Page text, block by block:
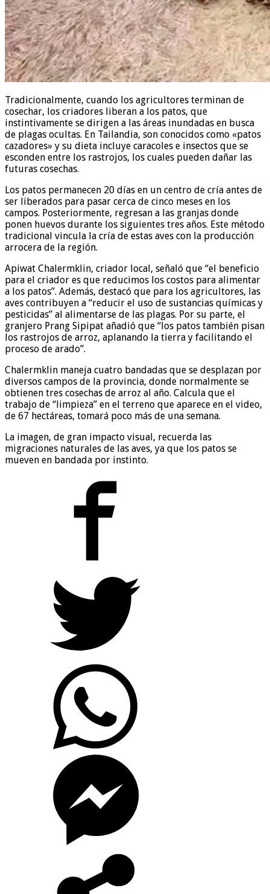
Tradicionalmente, cuando los agricultores terminan de
cosechar, los criadores liberan a los patos, que
instintivamente se dirigen a las áreas inundadas en busca
de plagas ocultas. En Tailandia, son conocidos como «patos
cazadores» y su dieta incluye caracoles e insectos que se
esconden entre los rastrojos, los cuales pueden dañar las
futuras cosechas.
Los patos permanecen 20 días en un centro de cría antes de
ser liberados para pasar cerca de cinco meses en los
campos. Posteriormente, regresan a las granjas donde
ponen huevos durante los siguientes tres años. Este método
tradicional vincula la cría de estas aves con la producción
arrocera de la región.
Apiwat Chalermklin, criador local, señaló que “el beneficio
para el criador es que reducimos los costos para alimentar
a los patos”. Además, destacó que para los agricultores, las
aves contribuyen a “reducir el uso de sustancias químicas y
pesticidas” al alimentarse de las plagas. Por su parte, el
granjero Prang Sipipat añadió que “los patos también pisan
los rastrojos de arroz, aplanando la tierra y facilitando el
proceso de arado”.
Chalermklin maneja cuatro bandadas que se desplazan por
diversos campos de la provincia, donde normalmente se
obtienen tres cosechas de arroz al año. Calcula que el
trabajo de “limpieza” en el terreno que aparece en el video,
de 67 hectáreas, tomará poco más de una semana.
La imagen, de gran impacto visual, recuerda las
migraciones naturales de las aves, ya que los patos se
mueven en bandada por instinto.